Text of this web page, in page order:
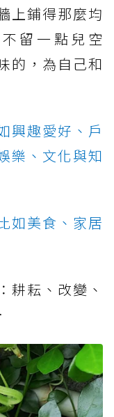
上鋪得那麼均
留一點兒空
的，為自己和
興趣愛好、戶
樂、文化與知
如美食、家居
耕耘、改變、